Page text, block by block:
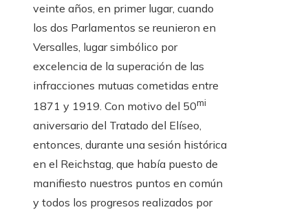
veinte años, en primer lugar, cuando
los dos Parlamentos se reunieron en
Versalles, lugar simbólico por
excelencia de la superación de las
infracciones mutuas cometidas entre
1871 y 1919. Con motivo del 50mi
aniversario del Tratado del Elíseo,
entonces, durante una sesión histórica
en el Reichstag, que había puesto de
manifiesto nuestros puntos en común
y todos los progresos realizados por